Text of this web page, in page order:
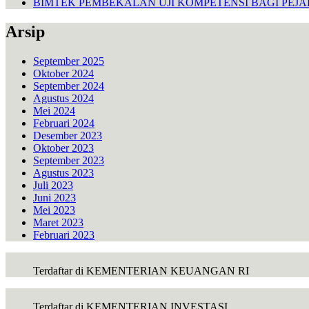
BIMTEK PEMBEKALAN UJI KOMPETENSI BAGI
Arsip
September 2025
Oktober 2024
September 2024
Agustus 2024
Mei 2024
Februari 2024
Desember 2023
Oktober 2023
September 2023
Agustus 2023
Juli 2023
Juni 2023
Mei 2023
Maret 2023
Februari 2023
Terdaftar di KEMENTERIAN KEUANGAN RI
Terdaftar di KEMENTERIAN INVESTASI